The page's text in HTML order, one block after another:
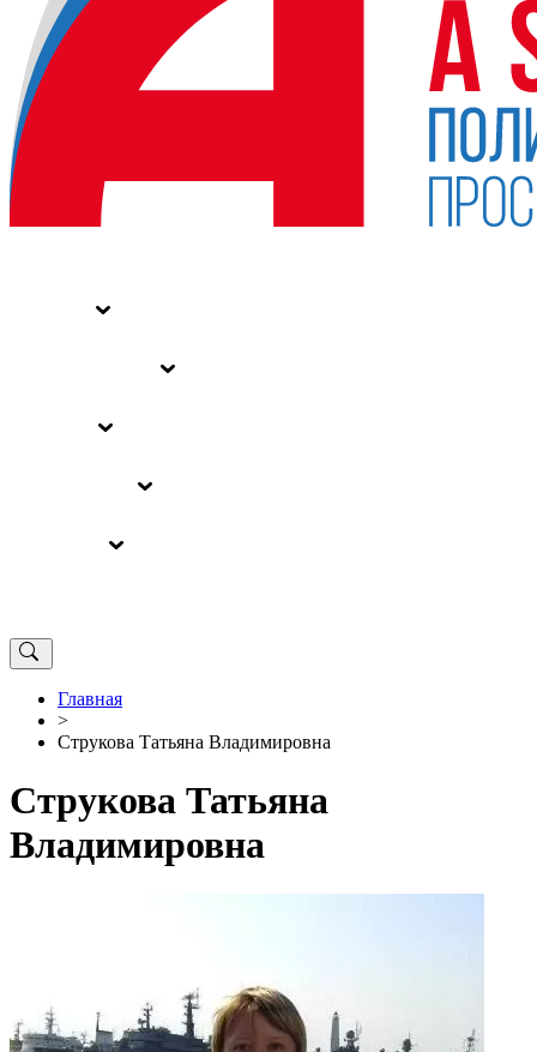
Главная
>
Струкова Татьяна Владимировна
Струкова Татьяна
Владимировна